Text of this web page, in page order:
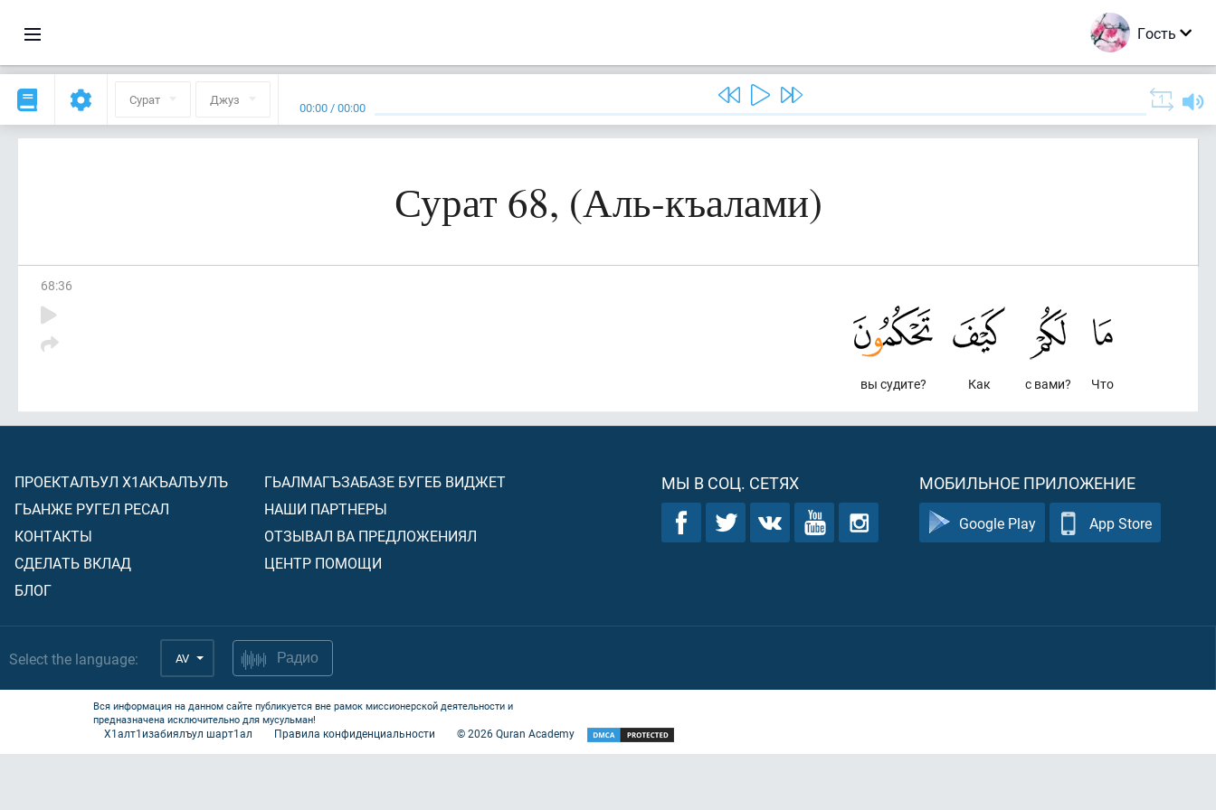
Гость
Сурат Джуз 00:00 /00:00
Сурат 68, (Аль-къалами)
68:36
Что
с вами?
Как
вы судите?
ПРОЕКТАЛЪУЛ Х1АКЪАЛЪУЛЪ
ГЬАНЖЕ РУГЕЛ РЕСАЛ
КОНТАКТЫ
СДЕЛАТЬ ВКЛАД
БЛОГ
ГЬАЛМАГЪЗАБАЗЕ БУГЕБ ВИДЖЕТ
НАШИ ПАРТНЕРЫ
ОТЗЫВАЛ ВА ПРЕДЛОЖЕНИЯЛ
ЦЕНТР ПОМОЩИ
МЫ В СОЦ. СЕТЯХ МОБИЛЬНОЕ ПРИЛОЖЕНИЕ
Google Play App Store
Select the language: AV Радио
Вся информация на данном сайте публикуется вне рамок миссионерской деятельности и
предназначена исключительно для мусульман!
Х1алт1изабиялъул шарт1ал Правила конфиденциальности ©2026Quran Academy